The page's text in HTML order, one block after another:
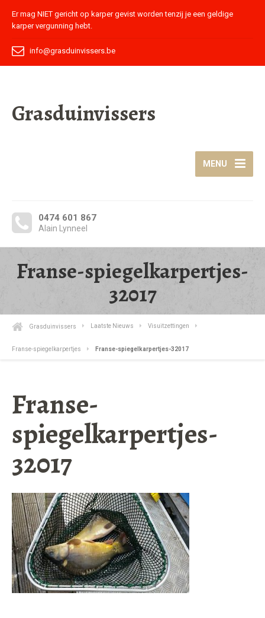
Er mag NIET gericht op karper gevist worden tenzij je een geldige
karper vergunning hebt.
info@grasduinvissers.be
0474 601 867
Alain Lynneel
Grasduinvissers
MENU
Franse-spiegelkarpertjes-
32017
Grasduinvissers Laatste Nieuws Visuitzettingen
Franse-spiegelkarpertjes Franse-spiegelkarpertjes-32017
Franse-
spiegelkarpertjes-
32017